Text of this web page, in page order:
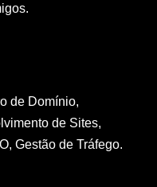
de Domínio,
de Sites,
Gestão de Tráfego.